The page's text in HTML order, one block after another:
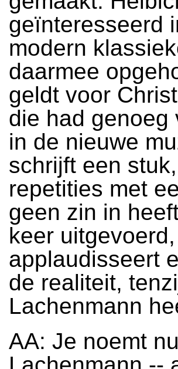
geïnteresseerd
modern
daarmee
geldt voor
die had genoeg
in de nieuwe
schrijft een
repetities met
geen zin in
keer
applaudisseert
de realiteit,
Lachenmann
AA: Je noemt